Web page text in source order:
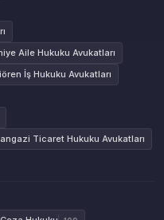
Aile Hukuku Avukatları
İş Hukuku Avukatları
Ticaret Hukuku Avukatları